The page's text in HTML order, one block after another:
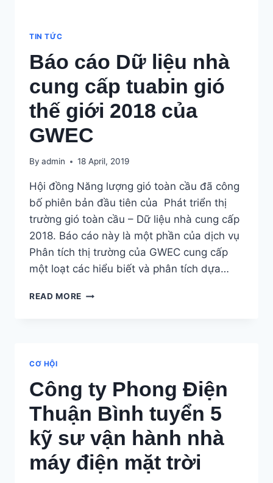
TIN TỨC
Báo cáo Dữ liệu nhà
cung cấp tuabin gió
thế giới 2018 của
GWEC
By admin 18 April, 2019
Hội đồng Năng lượng gió toàn cầu đã công
bố phiên bản đầu tiên của Phát triển thị
trường gió toàn cầu – Dữ liệu nhà cung cấp
2018. Báo cáo này là một phần của dịch vụ
Phân tích thị trường của GWEC cung cấp
một loạt các hiểu biết và phân tích dựa…
READ MORE BÁO
TUABIN
GIÓ
THẾ
GIỚI
2018
CỦA
GWEC
CƠ HỘI
Công ty Phong Điện
Thuận Bình tuyển 5
kỹ sư vận hành nhà
máy điện mặt trời